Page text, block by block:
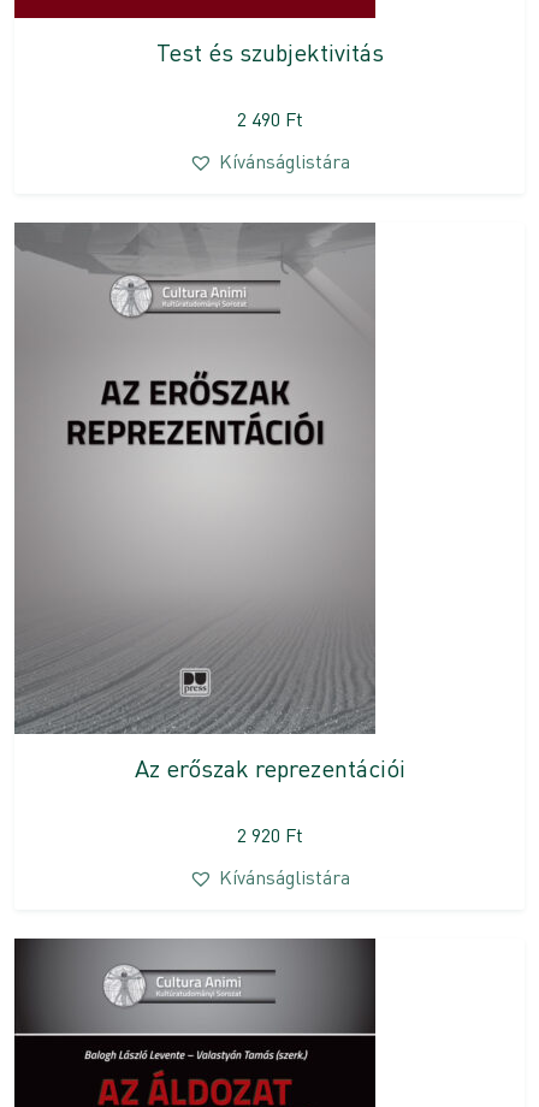
Test és szubjektivitás
2 490 Ft
Kívánságlistára
Az erőszak reprezentációi
2 920 Ft
Kívánságlistára